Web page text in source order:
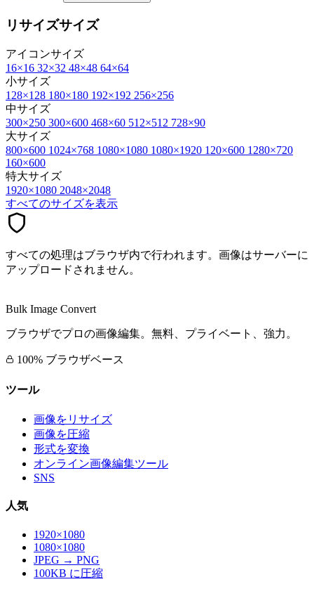
リサイズサイズ
アイコンサイズ
16×16 32×32 48×48 64×64
小サイズ
128×128 180×180 192×192 256×256
中サイズ
300×250 300×600 468×60 512×512 728×90
大サイズ
800×600 1024×768 1080×1080 1080×1920 120×600 1280×720
160×600
特大サイズ
1920×1080 2048×2048
すべてのサイズを表示
すべての処理はブラウザ内で行われます。画像はサーバーに
アップロードされません。
Bulk Image Convert
ブラウザでプロの画像編集。無料、プライベート、強力。
100% ブラウザベース
ツール
画像をリサイズ
画像を圧縮
形式を変換
オンライン画像編集ツール
SNS
人気
1920×1080
1080×1080
JPEG → PNG
100KB に圧縮